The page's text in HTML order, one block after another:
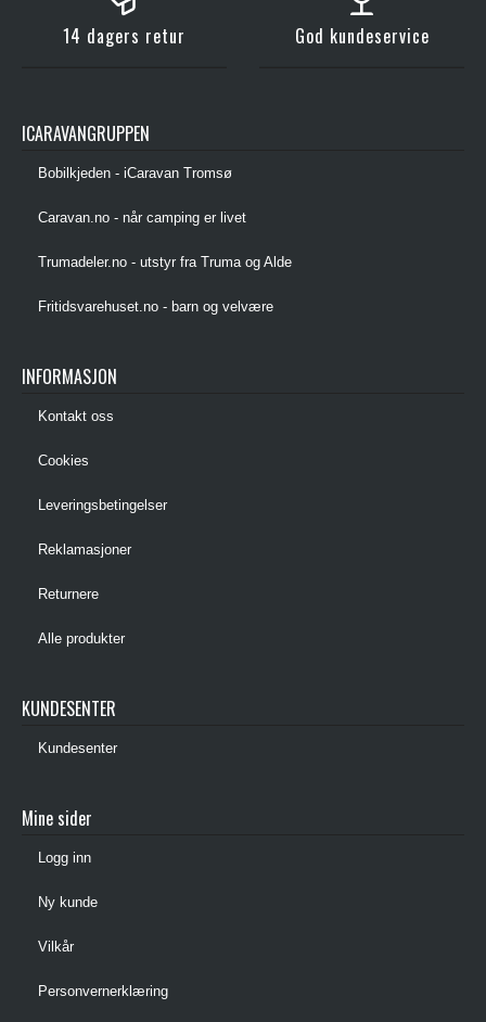
14 dagers retur God kundeservice
ICARAVANGRUPPEN
Bobilkjeden - iCaravan Tromsø
Caravan.no - når camping er livet
Trumadeler.no - utstyr fra Truma og Alde
Fritidsvarehuset.no - barn og velvære
INFORMASJON
Kontakt oss
Cookies
Leveringsbetingelser
Reklamasjoner
Returnere
Alle produkter
KUNDESENTER
Kundesenter
Mine sider
Logg inn
Ny kunde
Vilkår
Personvernerklæring